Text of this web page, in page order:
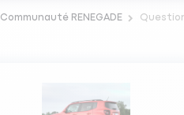
Communauté RENEGADE